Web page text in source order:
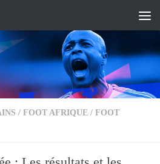
/ FOOT AFRIQUE / FOOT